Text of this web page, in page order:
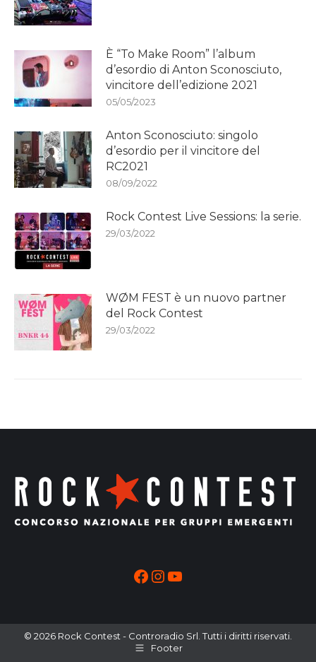
È “To Make Room” l’album
d’esordio di Anton Sconosciuto,
vincitore dell’edizione 2021
05/05/2023
Anton Sconosciuto: singolo
d’esordio per il vincitore del
RC2021
08/09/2022
Rock Contest Live Sessions: la serie.
29/03/2022
WØM FEST è un nuovo partner
del Rock Contest
29/03/2022
Facebook InstagramYouTube
© 2026 Rock Contest - Controradio Srl. Tutti i diritti riservati.
Footer